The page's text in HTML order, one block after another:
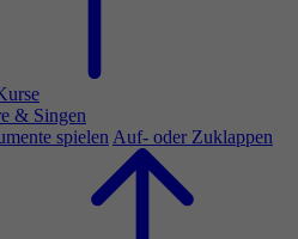
& Singen
spielen Auf- oder Zuklappen